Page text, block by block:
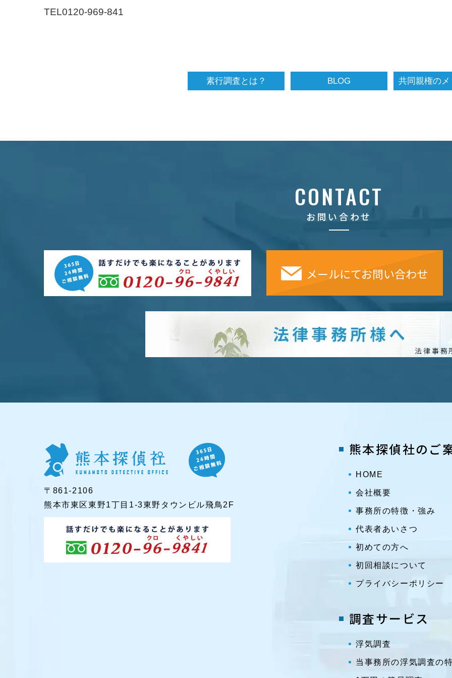
TEL0120-969-841
素行調査とは？ BLOG
CONTACT
お問い合わせ
メールにてお問い合わせ
熊本探偵社のご
HOME
会社概要
事務所の特徴・強み
代表者あいさつ
初めての方へ
初回相談について
プライバシーポリシー
調査サービス
浮気調査
当事務所の浮気調査の
〒861-2106
熊本市東区東野1丁目1-3東野タウンビル飛鳥2F